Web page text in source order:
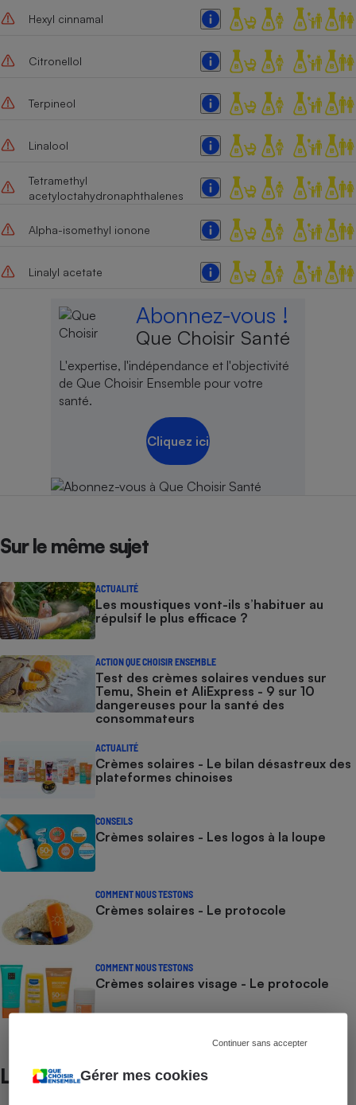
Gérer mes cookies
Continuer sans accepter
Hexyl cinnamal
Citronellol
Terpineol
Linalool
Tetramethyl
acetyloctahydronaphthalenes
Alpha-isomethyl ionone
Linalyl acetate
Abonnez-vous !
Que Choisir Santé
L'expertise, l'indépendance et l'objectivité
de Que Choisir Ensemble pour votre
santé.
Cliquez ici
Sur le même sujet
ACTUALITÉ
Les moustiques vont-ils s’habituer au
répulsif le plus efficace ?
ACTION QUE CHOISIR ENSEMBLE
Test des crèmes solaires vendues sur
Temu, Shein et AliExpress - 9 sur 10
dangereuses pour la santé des
consommateurs
ACTUALITÉ
Crèmes solaires - Le bilan désastreux des
plateformes chinoises
CONSEILS
Crèmes solaires - Les logos à la loupe
COMMENT NOUS TESTONS
Crèmes solaires - Le protocole
COMMENT NOUS TESTONS
Crèmes solaires visage - Le protocole
Lire aussi